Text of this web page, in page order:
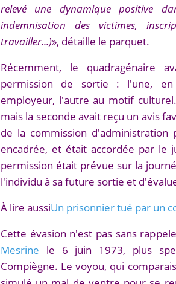
relevé une dynamique positive
indemnisation des victimes,
travailler...)», détaille le parquet.
Récemment, le quadragénaire
permission de sortie : l'une,
employeur, l'autre au motif
mais la seconde avait reçu un avis
de la commission
encadrée, et était accordée par le
permission était prévue sur la
l'individu à sa future sortie et
À lire aussiUn prisonnier tué par un
Cette évasion n'est pas sans
Mesrine le 6 juin 1973, plus
Compiègne. Le voyou, qui